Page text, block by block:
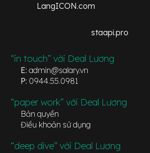
LangICON.com
staapi.pro
“in touch” với Deal Lương
E: admin@salary.vn
P: 0944.55.0981
“paper work” với Deal Lương
Bản quyền
Điều khoản sử dụng
“deep dive” với Deal Lương